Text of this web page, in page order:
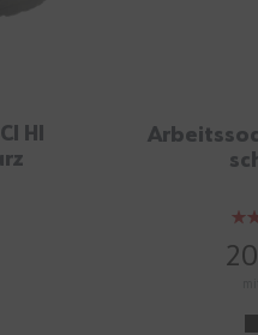
HI